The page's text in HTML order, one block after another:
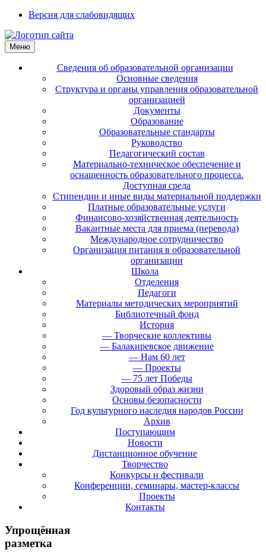
Версия для слабовидящих
Меню
Сведения об образовательной организации
Основные сведения
Структура и органы управления образовательной
организацией
Документы
Образование
Образовательные стандарты
Руководство
Педагогический состав
Материально-техническое обеспечение и
оснащенность образовательного процесса.
Доступная среда
Стипендии и иные виды материальной поддержки
Платные образовательные услуги
Финансово-хозяйственная деятельность
Вакантные места для приема (перевода)
Международное сотрудничество
Организация питания в образовательной
организации
Школа
Отделения
Педагоги
Материалы методических мероприятий
Библиотечный фонд
История
— Творческие коллективы
— Балакиревское движение
— Нам 60 лет
— Проекты
— 75 лет Победы
Здоровый образ жизни
Основы безопасности
Год культурного наследия народов России
Архив
Поступающим
Новости
Дистанционное обучение
Творчество
Конкурсы и фестивали
Конференции, семинары, мастер-классы
Проекты
Контакты
Упрощённая
разметка